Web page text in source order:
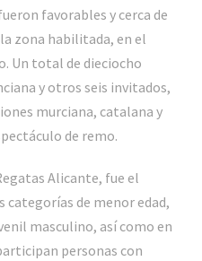
favorables y cerca de
zona habilitada, en el
Un total de dieciocho
y otros seis invitados,
murciana, catalana y
de remo.
Alicante, fue el
de menor edad,
masculino, así como en
personas con